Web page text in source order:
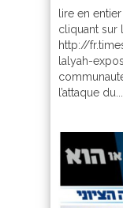
lire en
cliquant sur
http://
lalyah-
l’attaque du...